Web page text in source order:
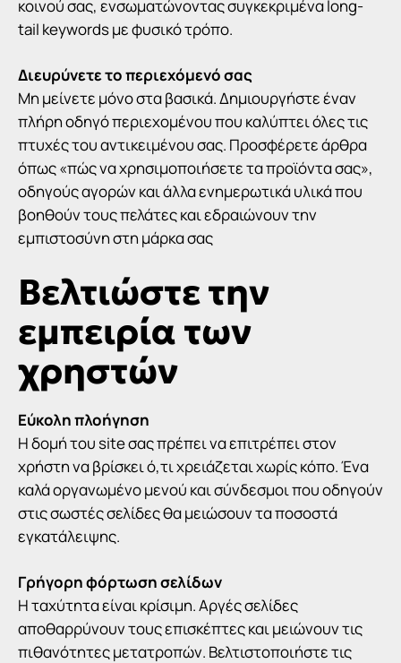
κοινού σας, ενσωματώνοντας συγκεκριμένα long-
tail keywords με φυσικό τρόπο.
Διευρύνετε το περιεχόμενό σας
Μη μείνετε μόνο στα βασικά. Δημιουργήστε έναν
πλήρη οδηγό περιεχομένου που καλύπτει όλες τις
πτυχές του αντικειμένου σας. Προσφέρετε άρθρα
όπως «πώς να χρησιμοποιήσετε τα προϊόντα σας»,
οδηγούς αγορών και άλλα ενημερωτικά υλικά που
βοηθούν τους πελάτες και εδραιώνουν την
εμπιστοσύνη στη μάρκα σας
Βελτιώστε την
εμπειρία των
χρηστών
Εύκολη πλοήγηση
Ηδομή του siteσας πρέπει να επιτρέπει στον
χρήστη να βρίσκει ό,τι χρειάζεται χωρίς κόπο. Ένα
καλά οργανωμένο μενού και σύνδεσμοι που οδηγούν
στις σωστές σελίδες θα μειώσουν τα ποσοστά
εγκατάλειψης.
Γρήγορη φόρτωση σελίδων
Η ταχύτητα είναι κρίσιμη. Αργές σελίδες
αποθαρρύνουν τους επισκέπτες και μειώνουν τις
πιθανότητες μετατροπών. Βελτιστοποιήστε τις